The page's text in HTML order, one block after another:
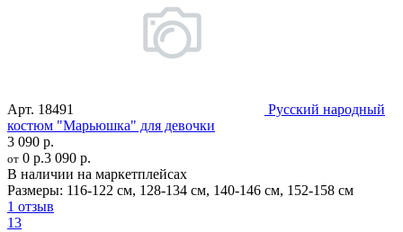
Арт. 18491
Русский народный
костюм "Марьюшка" для девочки
3 090 р.
от 0 р.3 090 р.
В наличии на маркетплейсах
Размеры: 116-122 см, 128-134 см, 140-146 см, 152-158 см
1 отзыв
13